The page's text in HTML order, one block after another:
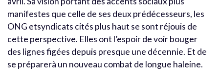
manifestes que celle de ses deux prédécesseurs, les
ONG etsyndicats cités plus haut se sont réjouis de
cette perspective. Elles ont l’espoir de voir bouger
des lignes figées depuis presque une décennie. Et de
se préparerà un nouveau combat de longue haleine.